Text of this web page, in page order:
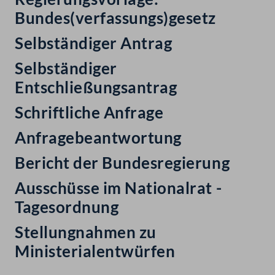
Bundes(verfassungs)gesetz
Selbständiger Antrag
Selbständiger
Entschließungsantrag
Schriftliche Anfrage
Anfragebeantwortung
Bericht der Bundesregierung
Ausschüsse im Nationalrat -
Tagesordnung
Stellungnahmen zu
Ministerialentwürfen